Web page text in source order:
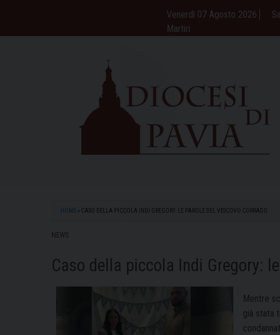
content
Venerdì 07 Agosto 2026
Martiri
HOME » CASO DELLA PICCOLA INDI GREGORY: LE PAROLE DEL VESCOVO CORRADO
NEWS
Caso della piccola Indi Gregory:
Mentre
già stata